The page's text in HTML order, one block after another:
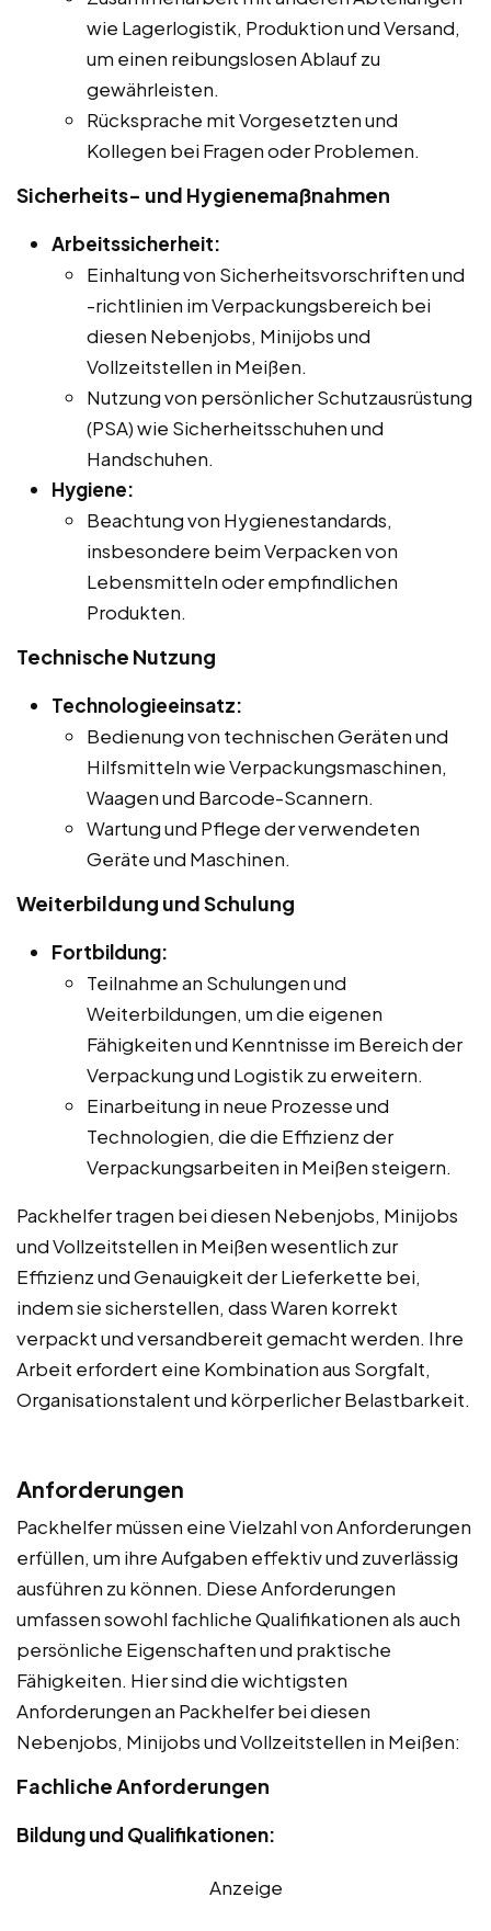
wie Lagerlogistik, Produktion und Versand,
um einen reibungslosen Ablauf zu
gewährleisten.
Rücksprache mit Vorgesetzten und
Kollegen bei Fragen oder Problemen.
Sicherheits- und Hygienemaßnahmen
Arbeitssicherheit:
Einhaltung von Sicherheitsvorschriften und
-richtlinien im Verpackungsbereich bei
diesen Nebenjobs, Minijobs und
Vollzeitstellen in Meißen.
Nutzung von persönlicher Schutzausrüstung
(PSA) wie Sicherheitsschuhen und
Handschuhen.
Hygiene:
Beachtung von Hygienestandards,
insbesondere beim Verpacken von
Lebensmitteln oder empfindlichen
Produkten.
Technische Nutzung
Technologieeinsatz:
Bedienung von technischen Geräten und
Hilfsmitteln wie Verpackungsmaschinen,
Waagen und Barcode-Scannern.
Wartung und Pflege der verwendeten
Geräte und Maschinen.
Weiterbildung und Schulung
Fortbildung:
Teilnahme an Schulungen und
Weiterbildungen, um die eigenen
Fähigkeiten und Kenntnisse im Bereich der
Verpackung und Logistik zu erweitern.
Einarbeitung in neue Prozesse und
Technologien, die die Effizienz der
Verpackungsarbeiten in Meißen steigern.
Packhelfer tragen bei diesen Nebenjobs, Minijobs
und Vollzeitstellen in Meißen wesentlich zur
Effizienz und Genauigkeit der Lieferkette bei,
indem sie sicherstellen, dass Waren korrekt
verpackt und versandbereit gemacht werden. Ihre
Arbeit erfordert eine Kombination aus Sorgfalt,
Organisationstalent und körperlicher Belastbarkeit.
Anforderungen
Packhelfer müssen eine Vielzahl von Anforderungen
erfüllen, um ihre Aufgaben effektiv und zuverlässig
ausführen zu können. Diese Anforderungen
umfassen sowohl fachliche Qualifikationen als auch
persönliche Eigenschaften und praktische
Fähigkeiten. Hier sind die wichtigsten
Anforderungen an Packhelfer bei diesen
Nebenjobs, Minijobs und Vollzeitstellen in Meißen:
Fachliche Anforderungen
Bildung und Qualifikationen:
Anzeige